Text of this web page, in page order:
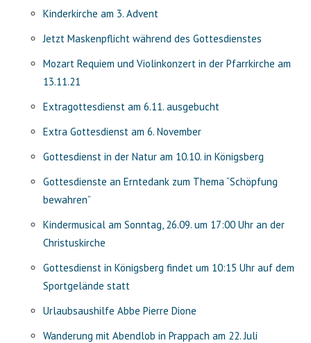
Kinderkirche am 3. Advent
Jetzt Maskenpflicht während des Gottesdienstes
Mozart Requiem und Violinkonzert in der Pfarrkirche am
13.11.21
Extragottesdienst am 6.11. ausgebucht
Extra Gottesdienst am 6. November
Gottesdienst in der Natur am 10.10. in Königsberg
Gottesdienste an Erntedank zum Thema “Schöpfung
bewahren”
Kindermusical am Sonntag, 26.09. um 17:00 Uhr an der
Christuskirche
Gottesdienst in Königsberg findet um 10:15 Uhr auf dem
Sportgelände statt
Urlaubsaushilfe Abbe Pierre Dione
Wanderung mit Abendlob in Prappach am 22. Juli